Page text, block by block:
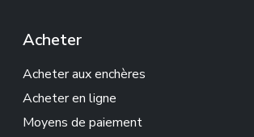
Acheter
Acheter aux enchères
Acheter en ligne
Moyens de paiement